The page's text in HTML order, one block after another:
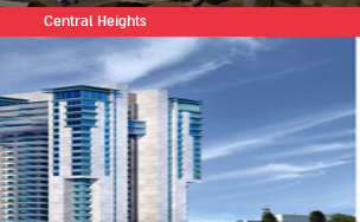
Central Heights